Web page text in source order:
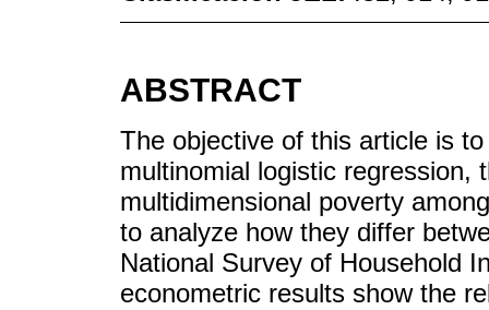
ABSTRACT
The objective of this article is
multinomial logistic regression,
multidimensional poverty
to analyze how they differ
National Survey of Household
econometric results show the